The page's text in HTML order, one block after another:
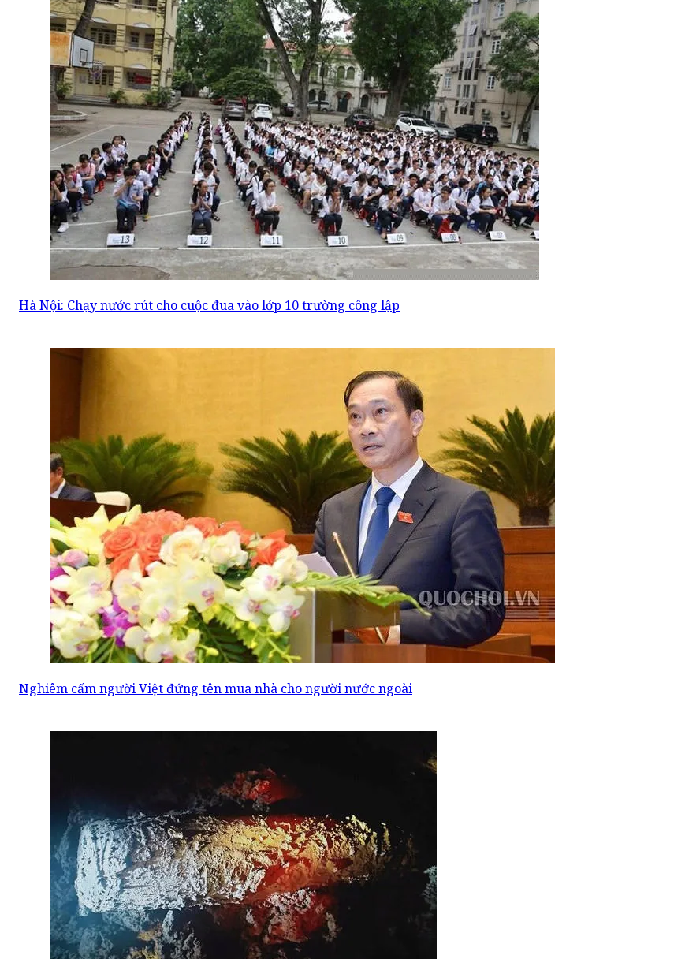
Hà Nội: Chạy nước rút cho cuộc đua vào lớp 10 trường công lập
Nghiêm cấm người Việt đứng tên mua nhà cho người nước ngoài